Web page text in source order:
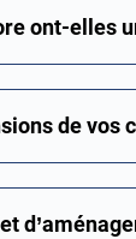
ont-elles
de vos